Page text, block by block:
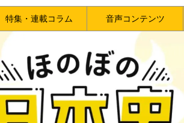
特集・連載コラム 音声コンテンツ